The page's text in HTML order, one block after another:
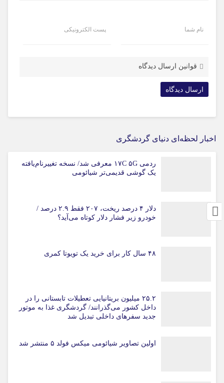
نام شما پست الکترونیکی
قوانین ارسال دیدگاه
اخبار لحظه‌ای دنیای گردشگری
ردمی ۱۷C ۵G معرفی شد/ نسخه تغییرنام‌یافته
یک گوشی قدیمی‌تر شیائومی
دلار ۴ درصد ریخت، ۲۰۷ فقط ۲.۹ درصد /
خودرو زیر فشار دلار کوتاه می‌آید؟
۴۸ سال کار برای خرید یک تویوتا کمری
۲۵.۲ میلیون بریتانیایی تعطیلات تابستانی را در
داخل کشور می‌گذرانند/ گردشگری غذا به موتور
جدید سفرهای داخلی تبدیل شد
اولین تصاویر شیائومی میکس فولد ۵ منتشر شد